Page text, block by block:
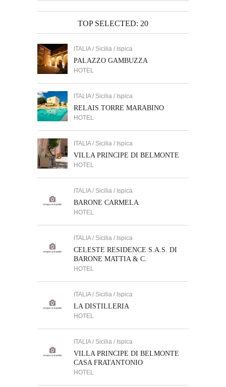
TOP SELECTED: 20
ITALIA / Sicilia / Ispica
PALAZZO GAMBUZZA
HOTEL
ITALIA / Sicilia / Ispica
RELAIS TORRE MARABINO
HOTEL
ITALIA / Sicilia / Ispica
VILLA PRINCIPE DI BELMONTE
HOTEL
ITALIA / Sicilia / Ispica
BARONE CARMELA
HOTEL
ITALIA / Sicilia / Ispica
CELESTE RESIDENCE S.A.S. DI
BARONE MATTIA & C.
HOTEL
ITALIA / Sicilia / Ispica
LA DISTILLERIA
HOTEL
ITALIA / Sicilia / Ispica
VILLA PRINCIPE DI BELMONTE
CASA FRATANTONIO
HOTEL